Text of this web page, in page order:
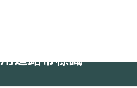
道路帯標識